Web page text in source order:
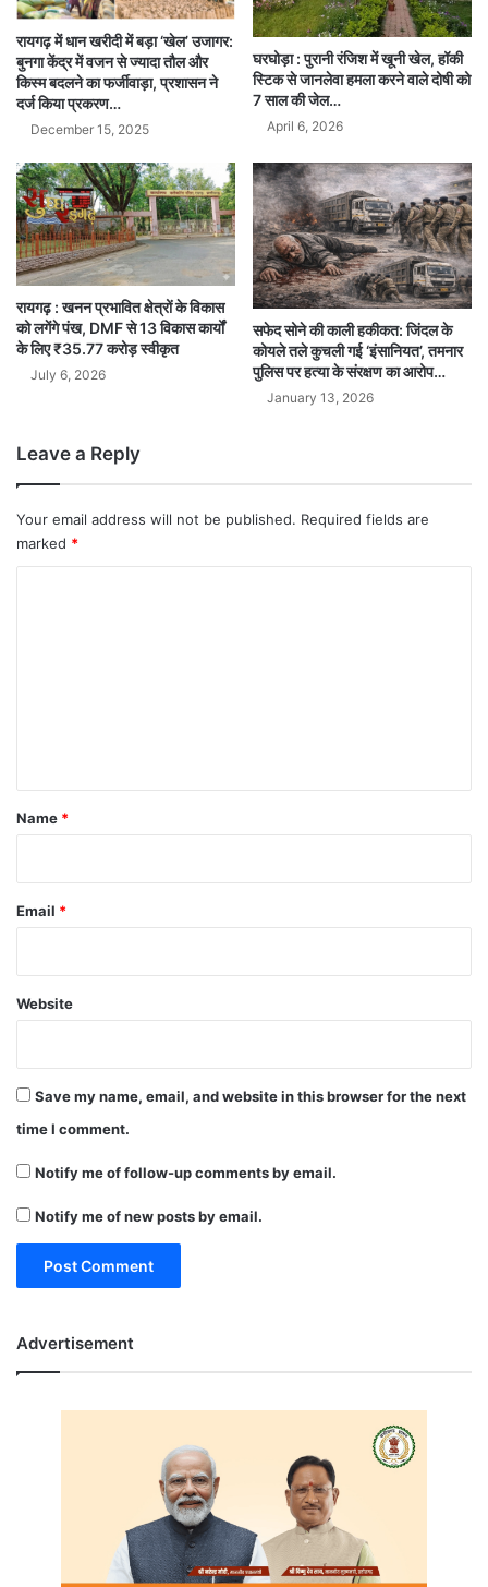
रायगढ़ में धान खरीदी में बड़ा ‘खेल’ उजागर:
बुनगा केंद्र में वजन से ज्यादा तौल और
किस्म बदलने का फर्जीवाड़ा, प्रशासन ने
दर्ज किया प्रकरण…
December 15, 2025
घरघोड़ा : पुरानी रंजिश में खूनी खेल, हॉकी
स्टिक से जानलेवा हमला करने वाले दोषी को
7 साल की जेल…
April 6, 2026
रायगढ़ : खनन प्रभावित क्षेत्रों के विकास
को लगेंगे पंख, DMF से 13 विकास कार्यों
के लिए ₹35.77 करोड़ स्वीकृत
July 6, 2026
सफेद सोने की काली हकीकत: जिंदल के
कोयले तले कुचली गई ‘इंसानियत’, तमनार
पुलिस पर हत्या के संरक्षण का आरोप…
January 13, 2026
Leave a Reply
Your email address will not be published. Required fields are
marked *
*
Name *
Email *
Website
Save my name, email, and website in this browser for the next
time I comment.
Notify me of follow-up comments by email.
Notify me of new posts by email.
Advertisement